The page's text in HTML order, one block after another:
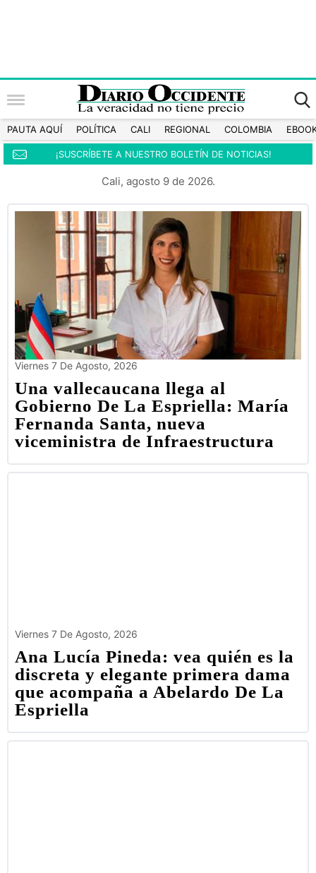
PAUTA AQUÍ POLÍTICA CALI REGIONAL COLOMBIA
¡SUSCRÍBETE A NUESTRO BOLETÍN DE NOTICIAS!
Cali, agosto 9 de 2026.
Viernes 7 De Agosto, 2026
Una vallecaucana llega al
Gobierno De La Espriella: María
Fernanda Santa, nueva
viceministra de Infraestructura
Viernes 7 De Agosto, 2026
Ana Lucía Pineda: vea quién es la
discreta y elegante primera dama
que acompaña a Abelardo De La
Espriella